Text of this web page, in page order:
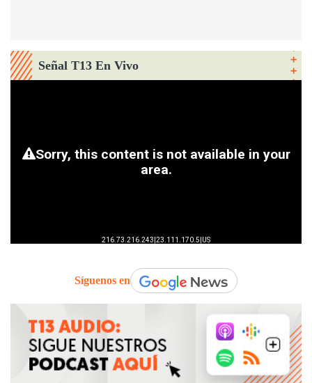
Señal T13 En Vivo
Síguenos en